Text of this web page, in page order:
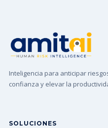
Inteligencia para anticipar
confianza y elevar la
SOLUCIONES